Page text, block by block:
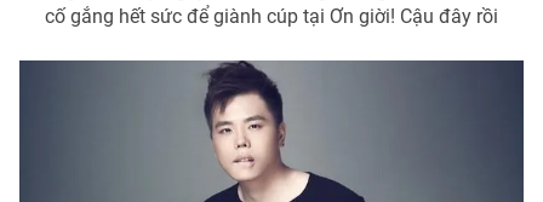
VTV9 VTV8
English
cố gắng hết sức để giành cúp tại Ơn giời! Cậu đây rồi